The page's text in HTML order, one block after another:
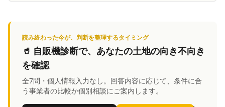
読み終わった今が、判断を整理するタイミング
🥤 自販機診断で、あなたの土地の向き不向き
を確認
全7問・個人情報入力なし。回答内容に応じて、条件に合
う事業者の比較か個別相談にご案内します。